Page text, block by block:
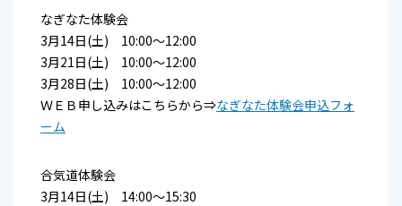
なぎなた体験会
3月14日(土) 10:00～12:00
3月21日(土) 10:00～12:00
3月28日(土) 10:00～12:00
ＷＥＢ申し込みはこちらから⇒なぎなた体験会申込フォ
ーム
合気道体験会
3月14日(土) 14:00～15:30